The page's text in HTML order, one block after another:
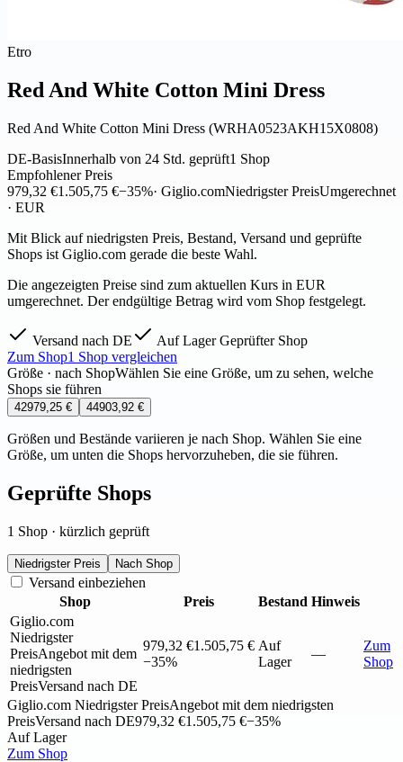
Etro
Red And White Cotton Mini Dress
Red And White Cotton Mini Dress (WRHA0523AKH15X0808)
DE-BasisInnerhalb von 24 Std. geprüft1 Shop
Empfohlener Preis
979,32 €1.505,75 €−35%· Giglio.comNiedrigster PreisUmgerechnet
· EUR
Mit Blick auf niedrigsten Preis, Bestand, Versand und geprüfte
Shops ist Giglio.com gerade die beste Wahl.
Die angezeigten Preise sind zum aktuellen Kurs in EUR
umgerechnet. Der endgültige Betrag wird vom Shop festgelegt.
Versand nach DE Auf LagerGeprüfter Shop
Zum Shop1 Shop vergleichen
Größe · nach ShopWählen Sie eine Größe, um zu sehen, welche
Shops sie führen
42979,25 € 44903,92 €
Größen und Bestände variieren je nach Shop. Wählen Sie eine
Größe, um unten die Shops hervorzuheben, die sie führen.
Geprüfte Shops
1 Shop · kürzlich geprüft
Niedrigster Preis Nach Shop
Versand einbeziehen
Shop
Preis Bestand Hinweis
Giglio.com
Niedrigster
PreisAngebot mit dem
niedrigsten
PreisVersand nach DE
979,32 €1.505,75 €
−35%
Auf
Lager
—
Zum
Shop
Giglio.com Niedrigster PreisAngebot mit dem niedrigsten
PreisVersand nach DE979,32 €1.505,75 €−35%
Auf Lager
Zum Shop